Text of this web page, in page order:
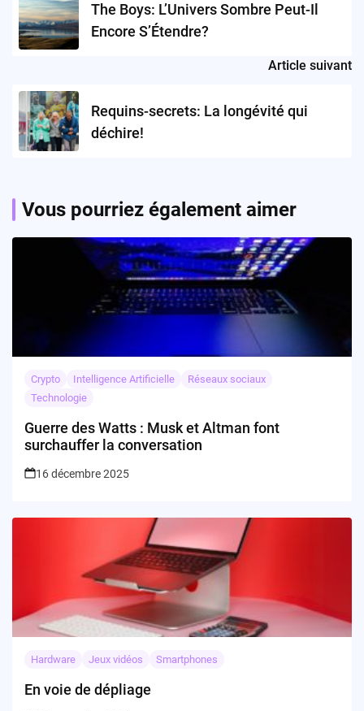
The Boys: L’Univers Sombre Peut-Il
Encore S’Étendre?
Article suivant
Requins-secrets: La longévité qui
déchire!
Vous pourriez également aimer
Crypto Intelligence Artificielle
Réseaux sociaux
Technologie
Guerre des Watts : Musk et Altman font
surchauffer la conversation
16 décembre 2025
Hardware Jeux vidéos Smartphones
En voie de dépliage